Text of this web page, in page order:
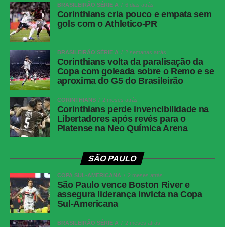
BRASILEIRÃO SÉRIE A 6 dias atrás
Corinthians cria pouco e empata sem
gols com o Athletico-PR
BRASILEIRÃO SÉRIE A 2 semanas atrás
Corinthians volta da paralisação da
Copa com goleada sobre o Remo e se
aproxima do G5 do Brasileirão
CORINTHIANS 2 meses atrás
Corinthians perde invencibilidade na
Libertadores após revés para o
Platense na Neo Química Arena
SÃO PAULO
COPA SUL-AMERICANA 2 meses atrás
São Paulo vence Boston River e
assegura liderança invicta na Copa
Sul-Americana
BRASILEIRÃO SÉRIE A 2 meses atrás